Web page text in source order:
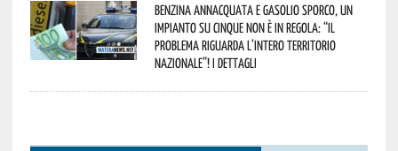
Benzina annacquata e gasolio sporco, un
impianto su cinque non è in regola: “il
problema riguarda l’intero territorio
Nazionale”! I dettagli